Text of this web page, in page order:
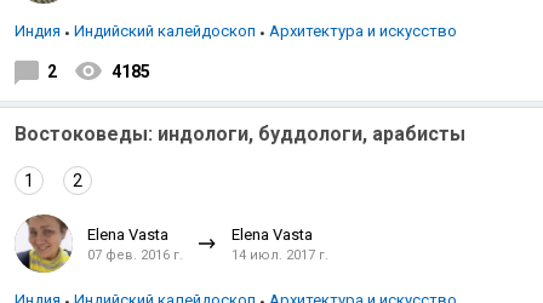
Индия Индийский калейдоскоп Архитектура и искусство
2 4185
Востоковеды: индологи, буддологи, арабисты
1 2
Elena Vasta
07 фев. 2016 г.
Elena Vasta
14 июл. 2017 г.